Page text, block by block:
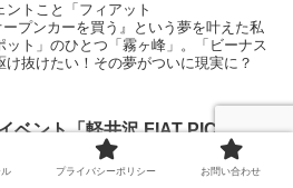
トこと「フィアット
プンカーを買う』という夢を叶えた私
ト」のひとつ「霧ヶ峰」。「ビーナス
抜けたい！その夢がついに現実に？
ベント「軽井沢 FIAT PIC・
NIC」に参加（前編）
プライバシーポリシー お問い合わせ